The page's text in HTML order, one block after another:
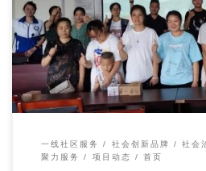
温保健知识及防暑避暑意识，近日
工作服务中心在兴义镇纪碾村开展
一线社区服务 社会创新品牌 社会
聚力服务
项目动态 首页